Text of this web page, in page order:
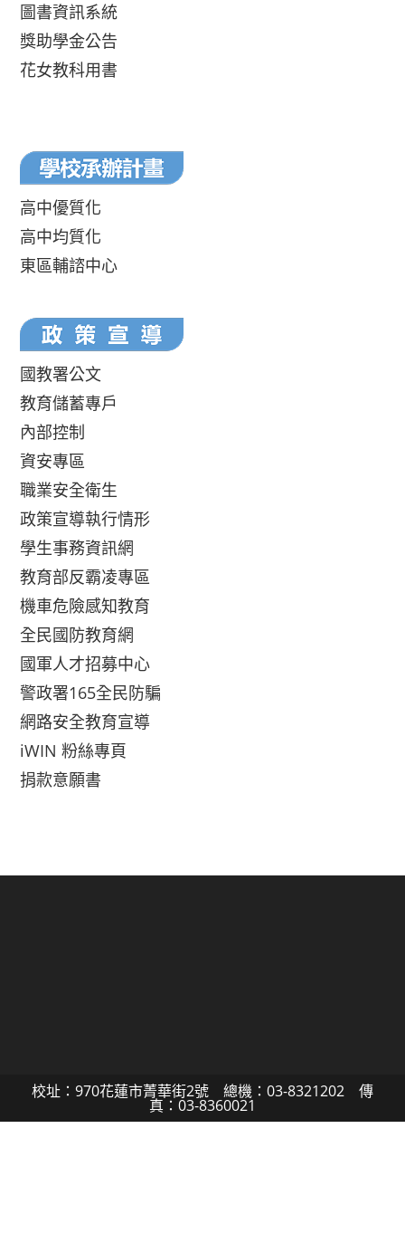
圖書資訊系統
獎助學金公告
花女教科用書
高中優質化
高中均質化
東區輔諮中心
國教署公文
教育儲蓄專戶
內部控制
資安專區
職業安全衛生
政策宣導執行情形
學生事務資訊網
教育部反霸凌專區
機車危險感知教育
全民國防教育網
國軍人才招募中心
警政署165全民防騙
網路安全教育宣導
iWIN 粉絲專頁
捐款意願書
校址：970花蓮市菁華街2號 總機：03-8321202 傳
真：03-8360021